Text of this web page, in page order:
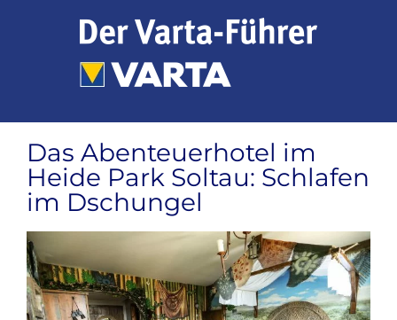
Das Abenteuerhotel im
Heide Park Soltau: Schlafen
im Dschungel
Zeige
grösseres
Bild